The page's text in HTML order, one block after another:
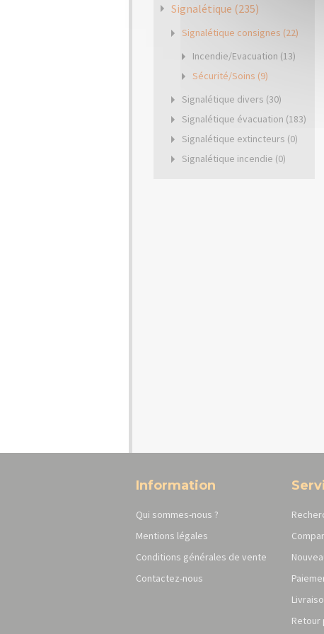
Signalétique (235)
Signalétique consignes (22)
Incendie/Evacuation (13)
Sécurité/Soins (9)
Signalétique divers (30)
Signalétique évacuation (183)
Signalétique extincteurs (0)
Signalétique incendie (0)
Information
Qui sommes-nous ?
Mentions légales
Conditions générales de vente
Contactez-nous
Retour